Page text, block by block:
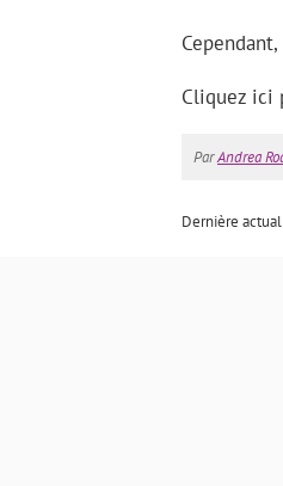
Cliquez
ParAndrea
Dernière